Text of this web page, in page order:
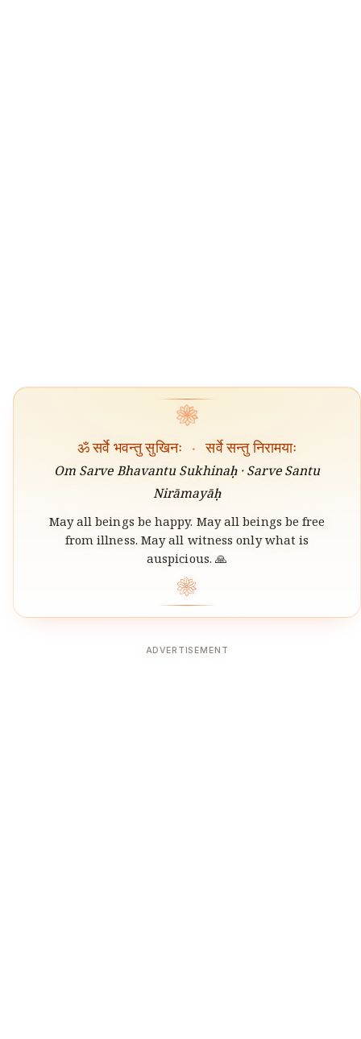
❀
ॐ सर्वे भवन्तु सुखिनः · सर्वे सन्तु निरामयाः
Om Sarve Bhavantu Sukhinaḥ · Sarve Santu
Nirāmayāḥ
May all beings be happy. May all beings be free
from illness. May all witness only what is
auspicious. 🙏
❀
ADVERTISEMENT